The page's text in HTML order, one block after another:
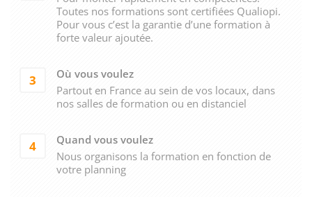
Toutes nos formations sont certifiées Qualiopi.
Pour vous c’est la garantie d’une formation à
forte valeur ajoutée.
3
Où vous voulez
Partout en France au sein de vos locaux, dans
nos salles de formation ou en distanciel
4
Quand vous voulez
Nous organisons la formation en fonction de
votre planning